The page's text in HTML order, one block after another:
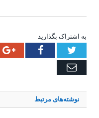
به اشتراک بگذارید
Twitter
Facebook
Email
نوشته‌های مرتبط